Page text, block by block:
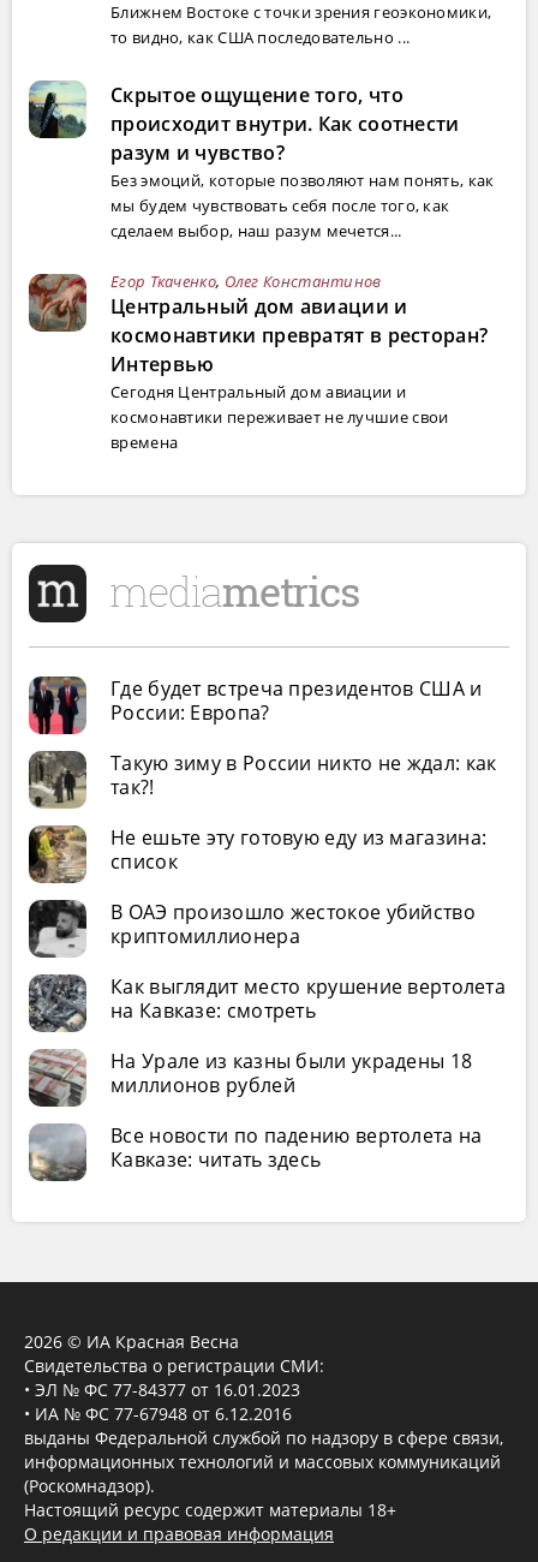
Ближнем Востоке с точки зрения геоэкономики,
то видно, как США последовательно ...
Скрытое ощущение того, что
происходит внутри. Как соотнести
разум и чувство?
Без эмоций, которые позволяют нам понять, как
мы будем чувствовать себя после того, как
сделаем выбор, наш разум мечется...
Егор Ткаченко, Олег Константинов
Центральный дом авиации и
космонавтики превратят в ресторан?
Интервью
Сегодня Центральный дом авиации и
космонавтики переживает не лучшие свои
времена
Где будет встреча президентов США и
России: Европа?
Такую зиму в России никто не ждал: как
так?!
Не ешьте эту готовую еду из магазина:
список
В ОАЭ произошло жестокое убийство
криптомиллионера
Как выглядит место крушение вертолета
на Кавказе: смотреть
На Урале из казны были украдены 18
миллионов рублей
Все новости по падению вертолета на
Кавказе: читать здесь
2026 © ИА Красная Весна
Свидетельства о регистрации СМИ:
• ЭЛ № ФС 77-84377 от 16.01.2023
• ИА № ФС 77-67948 от 6.12.2016
выданы Федеральной службой по надзору в сфере связи,
информационных технологий и массовых коммуникаций
(Роскомнадзор).
Настоящий ресурс содержит материалы 18+
О редакции и правовая информация